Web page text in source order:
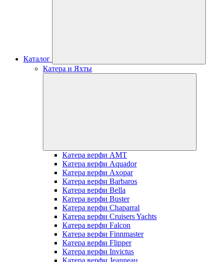
Каталог
Катера и Яхты
Катера верфи AMT
Катера верфи Aquador
Катера верфи Axopar
Катера верфи Barbaros
Катера верфи Bella
Катера верфи Buster
Катера верфи Chaparral
Катера верфи Cruisers Yachts
Катера верфи Falcon
Катера верфи Finnmaster
Катера верфи Flipper
Катера верфи Invictus
Катера верфи Jeanneau